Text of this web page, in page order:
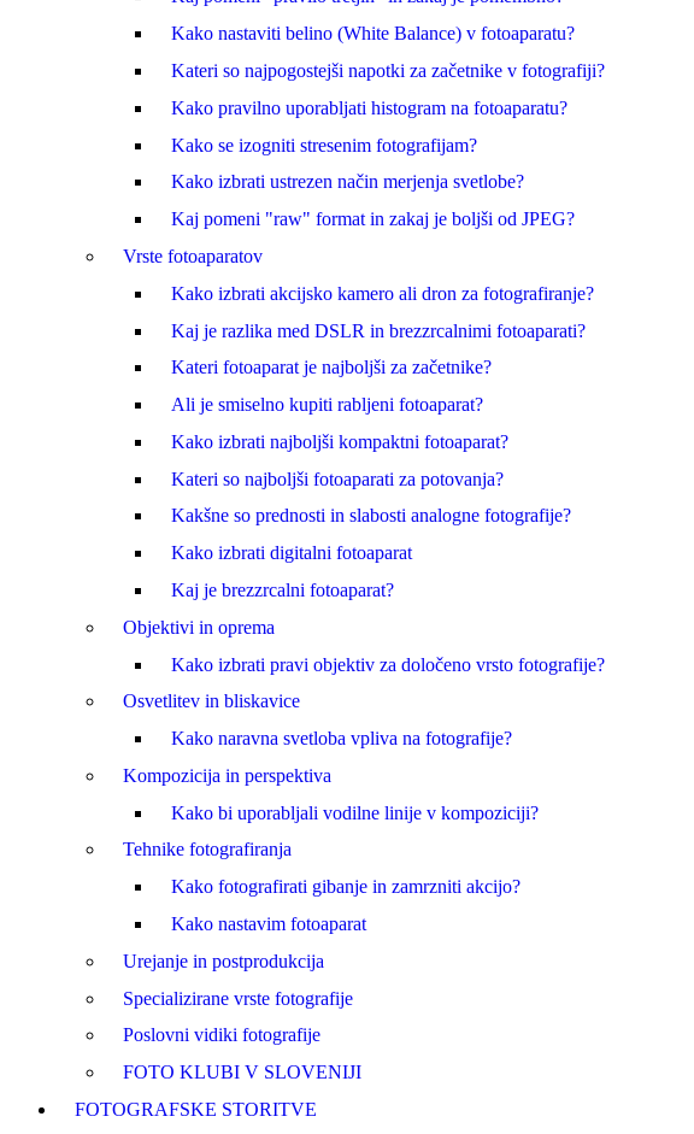
Kako nastaviti belino (White Balance) v fotoaparatu?
Kateri so najpogostejši napotki za začetnike v fotografiji?
Kako pravilno uporabljati histogram na fotoaparatu?
Kako se izogniti stresenim fotografijam?
Kako izbrati ustrezen način merjenja svetlobe?
Kaj pomeni "raw" format in zakaj je boljši od JPEG?
Vrste fotoaparatov
Kako izbrati akcijsko kamero ali dron za fotografiranje?
Kaj je razlika med DSLR in brezzrcalnimi fotoaparati?
Kateri fotoaparat je najboljši za začetnike?
Ali je smiselno kupiti rabljeni fotoaparat?
Kako izbrati najboljši kompaktni fotoaparat?
Kateri so najboljši fotoaparati za potovanja?
Kakšne so prednosti in slabosti analogne fotografije?
Kako izbrati digitalni fotoaparat
Kaj je brezzrcalni fotoaparat?
Objektivi in oprema
Kako izbrati pravi objektiv za določeno vrsto fotografije?
Osvetlitev in bliskavice
Kako naravna svetloba vpliva na fotografije?
Kompozicija in perspektiva
Kako bi uporabljali vodilne linije v kompoziciji?
Tehnike fotografiranja
Kako fotografirati gibanje in zamrzniti akcijo?
Kako nastavim fotoaparat
Urejanje in postprodukcija
Specializirane vrste fotografije
Poslovni vidiki fotografije
FOTO KLUBI V SLOVENIJI
FOTOGRAFSKE STORITVE